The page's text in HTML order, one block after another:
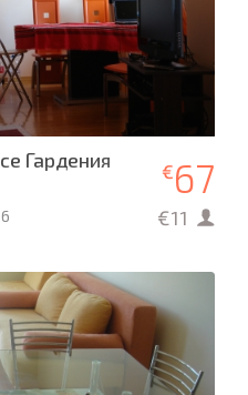
Гардения €67
€11